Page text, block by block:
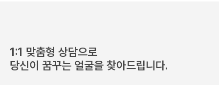
1:1 맞춤형 상담으로
당신이 꿈꾸는 얼굴을 찾아드립니다.